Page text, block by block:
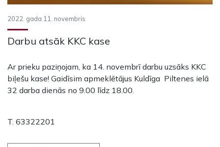
2022. gada 11. novembris
Darbu atsāk KKC kase
Ar prieku paziņojam, ka 14. novembrī darbu uzsāks KKC
biļešu kase! Gaidīsim apmeklētājus Kuldīga Piltenes ielā
32 darba dienās no 9.00 līdz 18.00.
T. 63322201